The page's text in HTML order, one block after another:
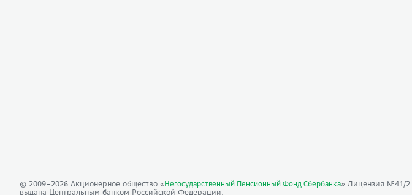
© 2009–2026 Акционерное общество « Негосударственный Пенсионный Фонд Сбербанка» Лицензия №41/2
выдана Центральным банком Российской Федерации.